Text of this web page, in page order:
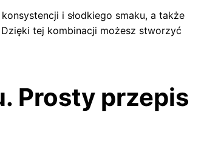
i słodkiego smaku, a także
Dzięki tej kombinacji możesz stworzyć
Prosty przepis